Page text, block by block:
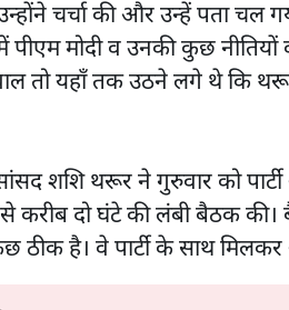
उन्होंने चर्चा की और उन्हें पता
मोदी व उनकी कुछ नीतियों
तो यहाँ तक उठने लगे थे कि
शशि थरूर ने गुरुवार को
से करीब दो घंटे की लंबी बैठक
है। वे पार्टी के साथ